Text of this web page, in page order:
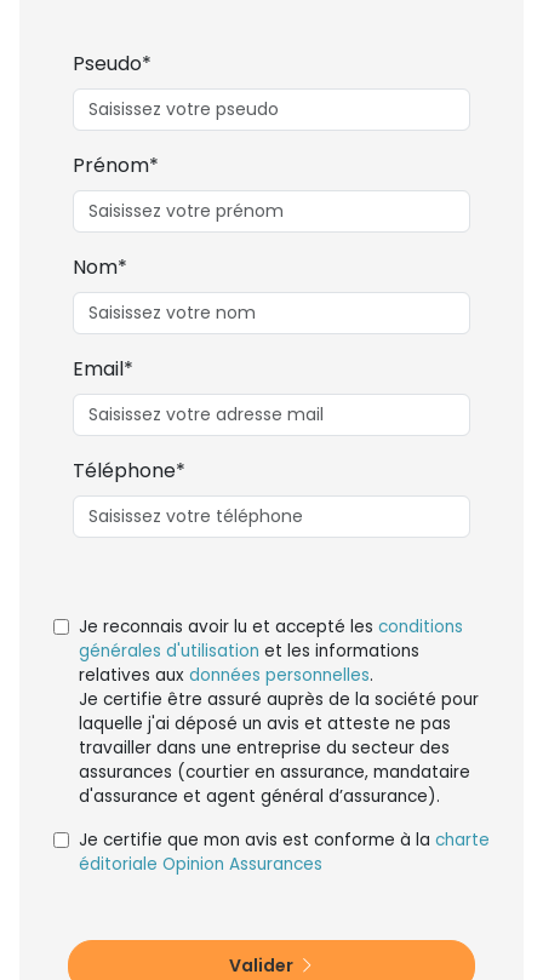
Pseudo*
Prénom*
Nom*
Email*
Téléphone*
Je reconnais avoir lu et accepté les conditions
générales d'utilisation et les informations
relatives aux données personnelles.
Je certifie être assuré auprès de la société pour
laquelle j'ai déposé un avis et atteste ne pas
travailler dans une entreprise du secteur des
assurances (courtier en assurance, mandataire
d'assurance et agent général d’assurance).
Je certifie que mon avis est conforme à la charte
éditoriale Opinion Assurances
Valider